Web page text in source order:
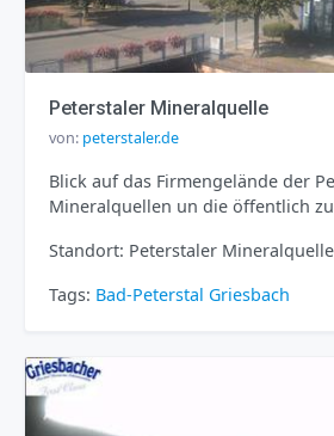
Peterstaler Mineralquelle
von: peterstaler.de
Blick auf das Firmengelände der
Mineralquellen un die öffentlich
Standort: Peterstaler
Tags: Bad-Peterstal Griesbach